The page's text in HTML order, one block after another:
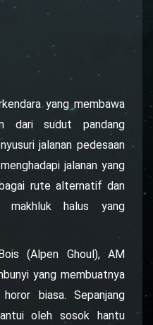
yang membawa
dari sudut pandang
jalanan pedesaan
jalanan yang
rute alternatif dan
makhluk halus yang
(Alpen Ghoul), AM
yang membuatnya
biasa. Sepanjang
oleh sosok hantu